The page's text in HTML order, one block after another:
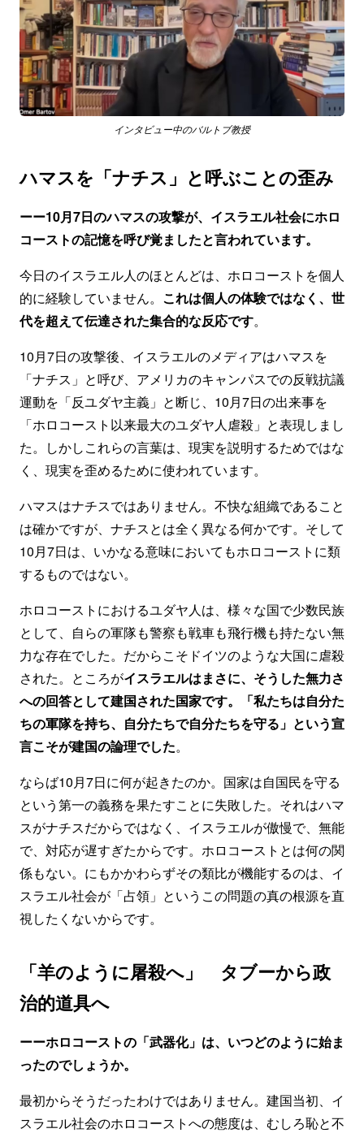
インタビュー中のバルトブ教授
ハマスを「ナチス」と呼ぶことの歪み
ーー10月7日のハマスの攻撃が、イスラエル社会にホロ
コーストの記憶を呼び覚ましたと言われています。
今日のイスラエル人のほとんどは、ホロコーストを個人
的に経験していません。 これは個人の体験ではなく、世
代を超えて伝達された集合的な反応です。
10月7日の攻撃後、イスラエルのメディアはハマスを
「ナチス」と呼び、アメリカのキャンパスでの反戦抗議
運動を「反ユダヤ主義」と断じ、10月7日の出来事を
「ホロコースト以来最大のユダヤ人虐殺」と表現しまし
た。しかしこれらの言葉は、現実を説明するためではな
く、現実を歪めるために使われています。
ハマスはナチスではありません。不快な組織であること
は確かですが、ナチスとは全く異なる何かです。そして
10月7日は、いかなる意味においてもホロコーストに類
するものではない。
ホロコーストにおけるユダヤ人は、様々な国で少数民族
として、自らの軍隊も警察も戦車も飛行機も持たない無
力な存在でした。だからこそドイツのような大国に虐殺
された。ところがイスラエルはまさに、そうした無力さ
への回答として建国された国家です。「私たちは自分た
ちの軍隊を持ち、自分たちで自分たちを守る」という宣
言こそが建国の論理でした。
ならば10月7日に何が起きたのか。国家は自国民を守る
という第一の義務を果たすことに失敗した。それはハマ
スがナチスだからではなく、イスラエルが傲慢で、無能
で、対応が遅すぎたからです。ホロコーストとは何の関
係もない。にもかかわらずその類比が機能するのは、イ
スラエル社会が「占領」というこの問題の真の根源を直
視したくないからです。
「羊のように屠殺へ」 タブーから政
治的道具へ
ーーホロコーストの「武器化」は、いつどのように始ま
ったのでしょうか。
最初からそうだったわけではありません。建国当初、イ
スラエル社会のホロコーストへの態度は、むしろ恥と不